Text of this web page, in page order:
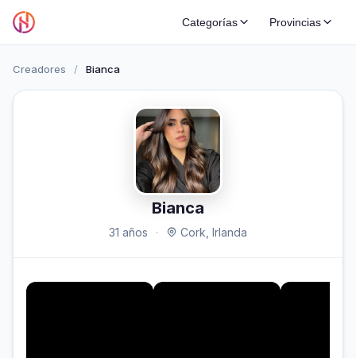
Categorías Provincias
Creadores / Bianca
Bianca
31 años · Cork, Irlanda